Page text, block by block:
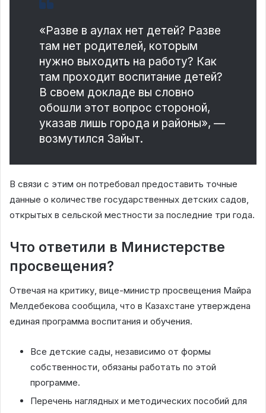
«Разве в аулах нет детей? Разве
там нет родителей, которым
нужно выходить на работу? Как
там проходит воспитание детей?
В своем докладе вы словно
обошли этот вопрос стороной,
указав лишь города и районы», —
возмутился Зайыт.
В связи с этим он потребовал предоставить точные
данные о количестве государственных детских садов,
открытых в сельской местности за последние три года.
Что ответили в Министерстве
просвещения?
Отвечая на критику, вице-министр просвещения Майра
Мелдебекова сообщила, что в Казахстане утверждена
единая программа воспитания и обучения.
Все детские сады, независимо от формы
собственности, обязаны работать по этой
программе.
Перечень наглядных и методических пособий для